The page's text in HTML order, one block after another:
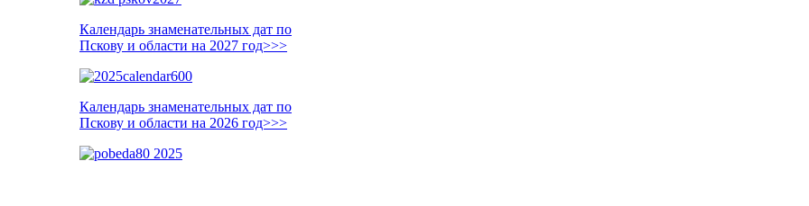
Календарь знаменательных дат по
Пскову и области на 2027 год>>>
Календарь знаменательных дат по
Пскову и области на 2026 год>>>